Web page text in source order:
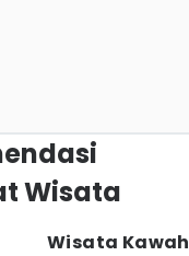
Wisata
Wisata Kawah